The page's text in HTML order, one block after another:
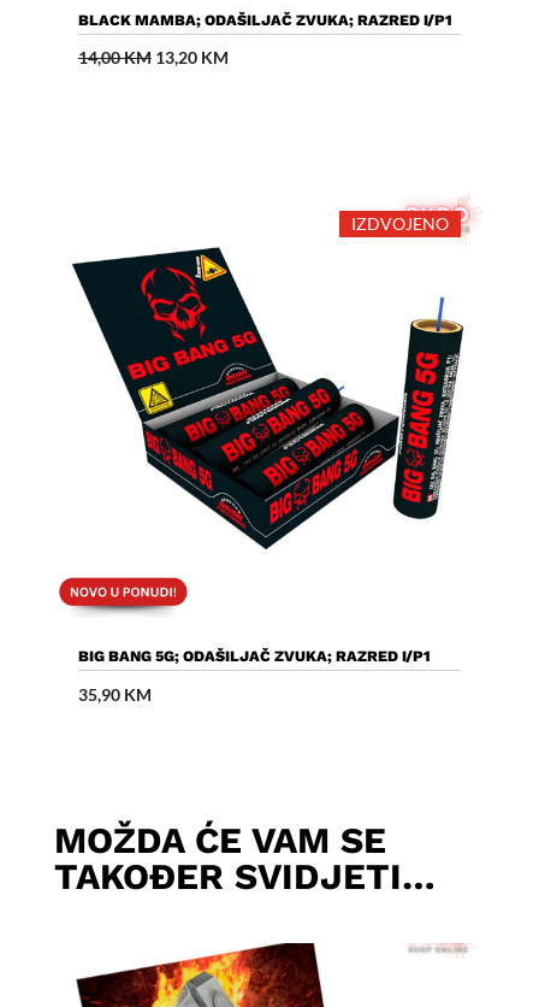
Dodaj U Košaricu
BLACK MAMBA; ODAŠILJAČ ZVUKA; RAZRED I/P1
14,00KM Izvorna
13,20 KMTrenutna
IZDVOJENO
Dodaj U Košaricu
BIG BANG 5G; ODAŠILJAČ ZVUKA; RAZRED I/P1
35,90 KM
MOŽDA ĆE VAM SE
TAKOĐER SVIDJETI…